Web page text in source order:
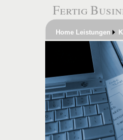
Fertig
Home Leistungen